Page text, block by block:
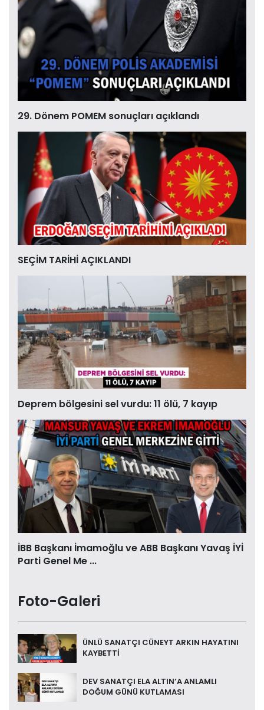
29. Dönem POMEM sonuçları açıklandı
SEÇİM TARİHİ AÇIKLANDI
Deprem bölgesini sel vurdu: 11 ölü, 7 kayıp
İBB Başkanı İmamoğlu ve ABB Başkanı Yavaş İYİ
Parti Genel Me ...
Foto-Galeri
ÜNLÜ SANATÇI CÜNEYT ARKIN HAYATINI
KAYBETTİ
DEV SANATÇI ELA ALTIN’A ANLAMLI
DOĞUM GÜNÜ KUTLAMASI